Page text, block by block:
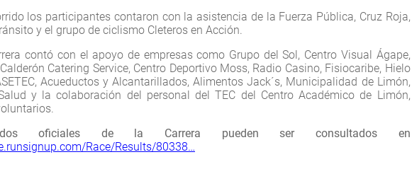
los participantes contaron con la asistencia de la Fuerza Pública, Cruz Roja,
y el grupo de ciclismo Cleteros en Acción.
contó con el apoyo de empresas como Grupo del Sol, Centro Visual Ágape,
Catering Service, Centro Deportivo Moss, Radio Casino, Fisiocaribe, Hielo
Acueductos y Alcantarillados, Alimentos Jack´s, Municipalidad de Limón,
y la colaboración del personal del TEC del Centro Académico de Limón,
oficiales de la Carrera pueden ser consultados en
Race/Results/80338…